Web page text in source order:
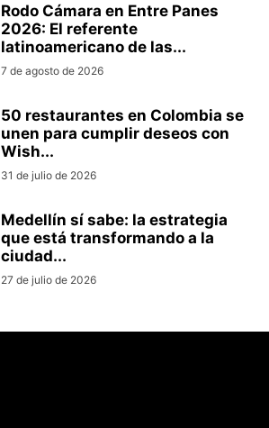
Rodo Cámara en Entre Panes
2026: El referente
latinoamericano de las...
7 de agosto de 2026
50 restaurantes en Colombia se
unen para cumplir deseos con
Wish...
31 de julio de 2026
Medellín sí sabe: la estrategia
que está transformando a la
ciudad...
27 de julio de 2026